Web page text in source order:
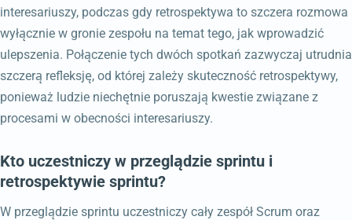
interesariuszy, podczas gdy retrospektywa to szczera rozmowa
wyłącznie w gronie zespołu na temat tego, jak wprowadzić
ulepszenia. Połączenie tych dwóch spotkań zazwyczaj utrudnia
szczerą refleksję, od której zależy skuteczność retrospektywy,
ponieważ ludzie niechętnie poruszają kwestie związane z
procesami w obecności interesariuszy.
Kto uczestniczy w przeglądzie sprintu i
retrospektywie sprintu?
W przeglądzie sprintu uczestniczy cały zespół Scrum oraz